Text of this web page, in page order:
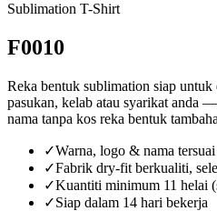
Sublimation T-Shirt
F0010
Reka bentuk sublimation siap
pasukan, kelab atau syarikat anda
nama tanpa kos reka bentuk
✓Warna, logo & nama
✓Fabrik dry-fit berkualiti,
✓Kuantiti minimum 11 helai
✓Siap dalam 14 hari bekerja